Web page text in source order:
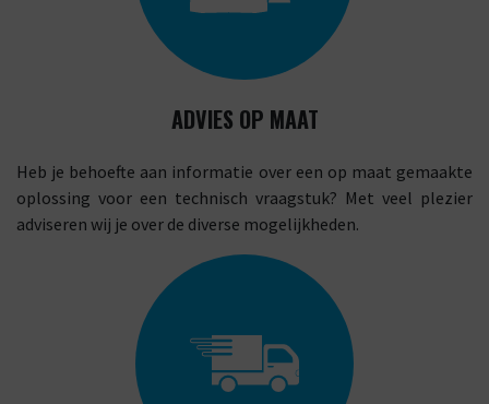
ADVIES OP MAAT
Heb je behoefte aan informatie over een op maat gemaakte
oplossing voor een technisch vraagstuk? Met veel plezier
adviseren wij je over de diverse mogelijkheden.